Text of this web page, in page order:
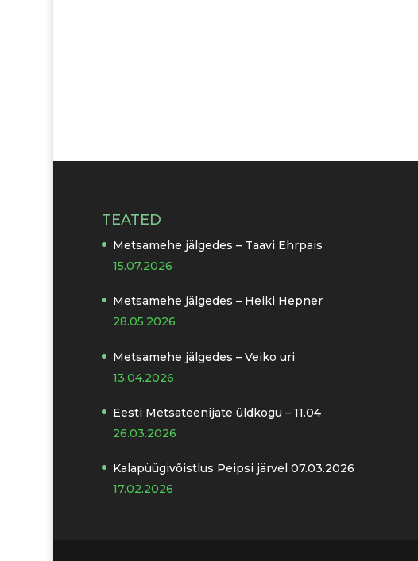
TEATED
Metsamehe jälgedes – Taavi Ehrpais
15.07.2026
Metsamehe jälgedes – Heiki Hepner
28.05.2026
Metsamehe jälgedes – Veiko uri
13.04.2026
Eesti Metsateenijate üldkogu – 11.04
26.03.2026
Kalapüügivõistlus Peipsi järvel 07.03.2026
17.02.2026